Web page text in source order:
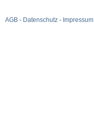
AGB - Datenschutz - Impressum